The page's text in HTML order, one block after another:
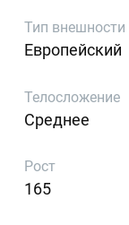
Тип внешности
Европейский
Телосложение
Среднее
Рост
165